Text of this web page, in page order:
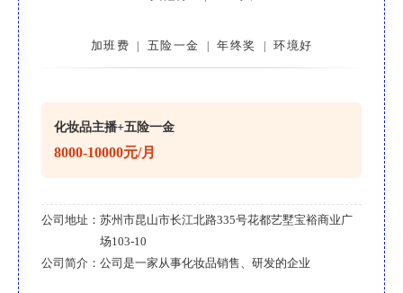
加班费 | 五险一金 | 年终奖 | 环境好
化妆品主播+五险一金
8000-10000元/月
公司地址： 苏州市昆山市长江北路335号花都艺墅宝裕商业广
场103-10
公司简介： 公司是一家从事化妆品销售、研发的企业